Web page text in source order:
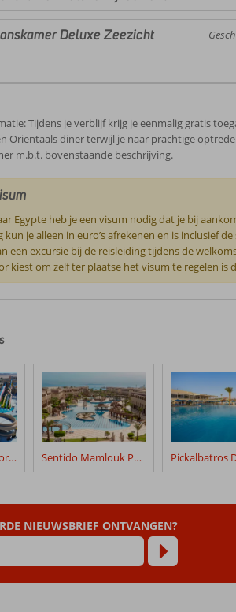
Deluxe Zeezicht
Tijdens je verblijf krijg je eenmalig gratis
Oriëntaals diner terwijl je naar prachtige
m.b.t. bovenstaande beschrijving.
Egypte heb je een visum nodig dat je bij
kun je alleen in euro’s afrekenen en is inclusief
een excursie bij de reisleiding tijdens de
kiest om zelf ter plaatse het visum te regelen is
Stella Gardens Resort & Spa Makadi Bay Sentido Mamlouk Palace
NIEUWSBRIEF ONTVANGEN?